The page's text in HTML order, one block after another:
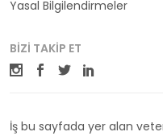
Yasal Bilgilendirmeler
BIZI TAKIP ET
İş bu sayfada yer alan